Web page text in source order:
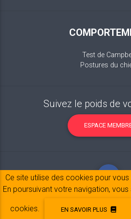
Test de
Postures du
Suivez le poids de
ESPACE
Mentions légales© 2017-2020
Ce site utilise des cookies pour
En poursuivant votre navigation,
cookies. EN SAVOIR PLUS